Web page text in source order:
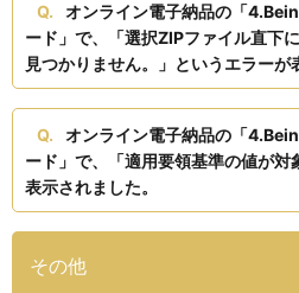
オンライン電子納品の「
ード」で、「選択ZIPファイル直下
見つかりません。」というエラーが
オンライン電子納品の「
ード」で、「適用要領基準の値が
表示されました。
その他